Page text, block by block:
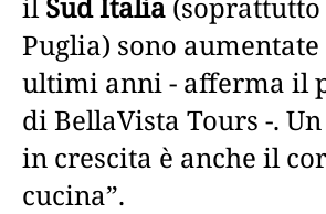
Puglia) sono
ultimi anni - afferma il
di BellaVista Tours -.
in crescita è anche il
cucina”.